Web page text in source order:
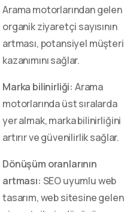
Arama motorlarından gelen
organik ziyaretçi sayısının
artması, potansiyel müşteri
kazanımını sağlar.
Marka bilinirliği: Arama
motorlarında üst sıralarda
yer almak, marka bilinirliğini
artırır ve güvenilirlik sağlar.
Dönüşüm oranlarının
artması: SEO uyumlu web
tasarım, web sitesine gelen